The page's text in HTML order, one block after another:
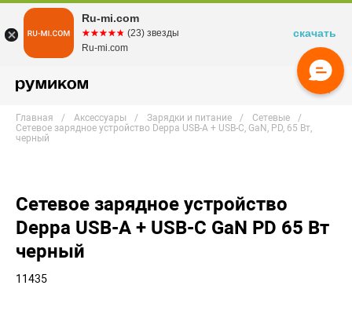
Главная Аксессуары Зарядки и питание
Сетевые
Сетевое зарядное устройство Deppa USB-A + USB-C, GaN, PD, 65 Вт,
черный
Сетевое зарядное устройство
Deppa USB-A + USB-C GaN PD 65 Вт
черный
11435
Ru-mi.com
☆☆☆☆☆
★★★★★ (23) звезды
Ru-mi.com
скачать